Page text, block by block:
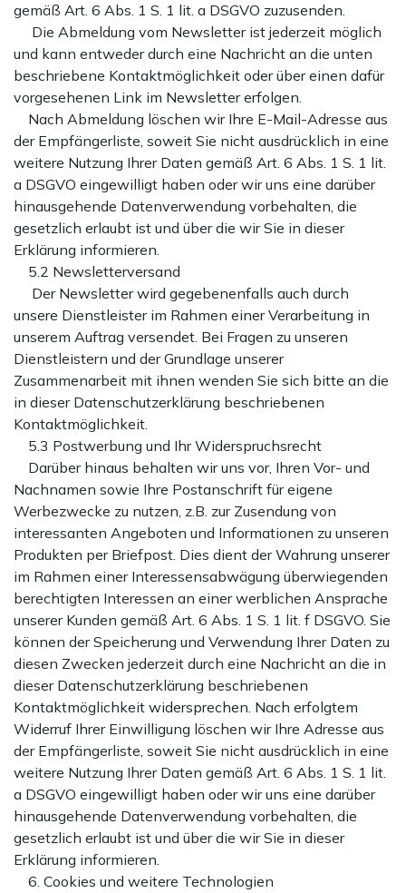
gemäß Art. 6 Abs. 1 S. 1 lit. a DSGVO zuzusenden.
Die Abmeldung vom Newsletter ist jederzeit möglich
und kann entweder durch eine Nachricht an die unten
beschriebene Kontaktmöglichkeit oder über einen dafür
vorgesehenen Link im Newsletter erfolgen.
Nach Abmeldung löschen wir Ihre E-Mail-Adresse aus
der Empfängerliste, soweit Sie nicht ausdrücklich in eine
weitere Nutzung Ihrer Daten gemäß Art. 6 Abs. 1 S. 1 lit.
a DSGVO eingewilligt haben oder wir uns eine darüber
hinausgehende Datenverwendung vorbehalten, die
gesetzlich erlaubt ist und über die wir Sie in dieser
Erklärung informieren.
5.2 Newsletterversand
Der Newsletter wird gegebenenfalls auch durch
unsere Dienstleister im Rahmen einer Verarbeitung in
unserem Auftrag versendet. Bei Fragen zu unseren
Dienstleistern und der Grundlage unserer
Zusammenarbeit mit ihnen wenden Sie sich bitte an die
in dieser Datenschutzerklärung beschriebenen
Kontaktmöglichkeit.
5.3 Postwerbung und Ihr Widerspruchsrecht
Darüber hinaus behalten wir uns vor, Ihren Vor- und
Nachnamen sowie Ihre Postanschrift für eigene
Werbezwecke zu nutzen, z.B. zur Zusendung von
interessanten Angeboten und Informationen zu unseren
Produkten per Briefpost. Dies dient der Wahrung unserer
im Rahmen einer Interessensabwägung überwiegenden
berechtigten Interessen an einer werblichen Ansprache
unserer Kunden gemäß Art. 6 Abs. 1 S. 1 lit. f DSGVO. Sie
können der Speicherung und Verwendung Ihrer Daten zu
diesen Zwecken jederzeit durch eine Nachricht an die in
dieser Datenschutzerklärung beschriebenen
Kontaktmöglichkeit widersprechen. Nach erfolgtem
Widerruf Ihrer Einwilligung löschen wir Ihre Adresse aus
der Empfängerliste, soweit Sie nicht ausdrücklich in eine
weitere Nutzung Ihrer Daten gemäß Art. 6 Abs. 1 S. 1 lit.
a DSGVO eingewilligt haben oder wir uns eine darüber
hinausgehende Datenverwendung vorbehalten, die
gesetzlich erlaubt ist und über die wir Sie in dieser
Erklärung informieren.
6. Cookies und weitere Technologien